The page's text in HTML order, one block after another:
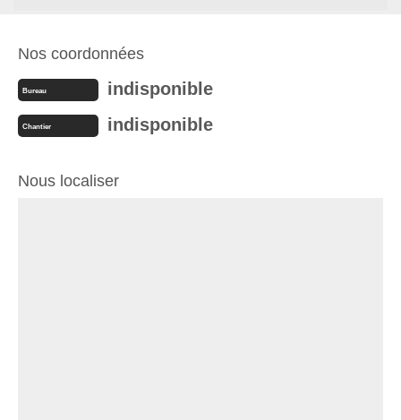
Nos coordonnées
Bureau indisponible
Chantier indisponible
Nous localiser